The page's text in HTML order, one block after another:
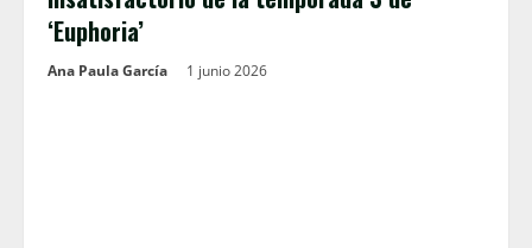
‘Euphoria’
Ana Paula García 1 junio 2026